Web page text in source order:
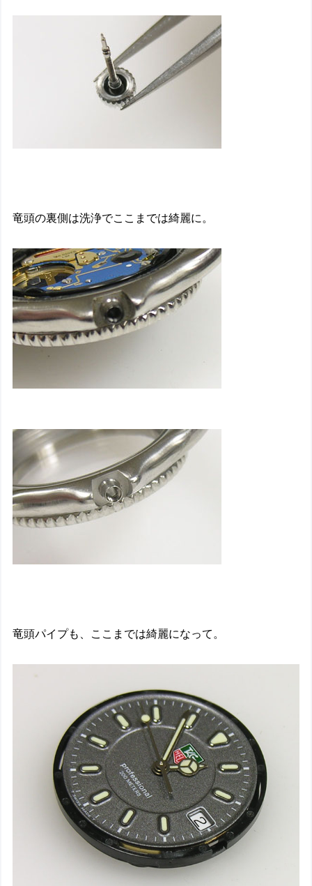
竜頭の裏側は洗浄でここまでは綺麗に。
竜頭パイプも、ここまでは綺麗になって。